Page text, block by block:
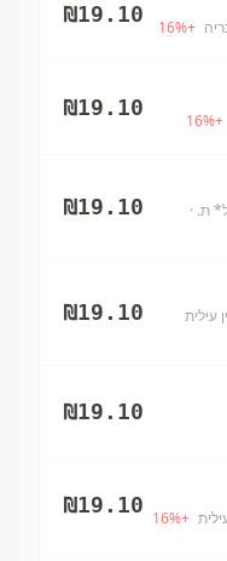
+
16%
₪19.10
+
16%
₪19.10
ת. ·
₪19.10
עילית
₪19.10
₪19.10
+
16%
₪19.10